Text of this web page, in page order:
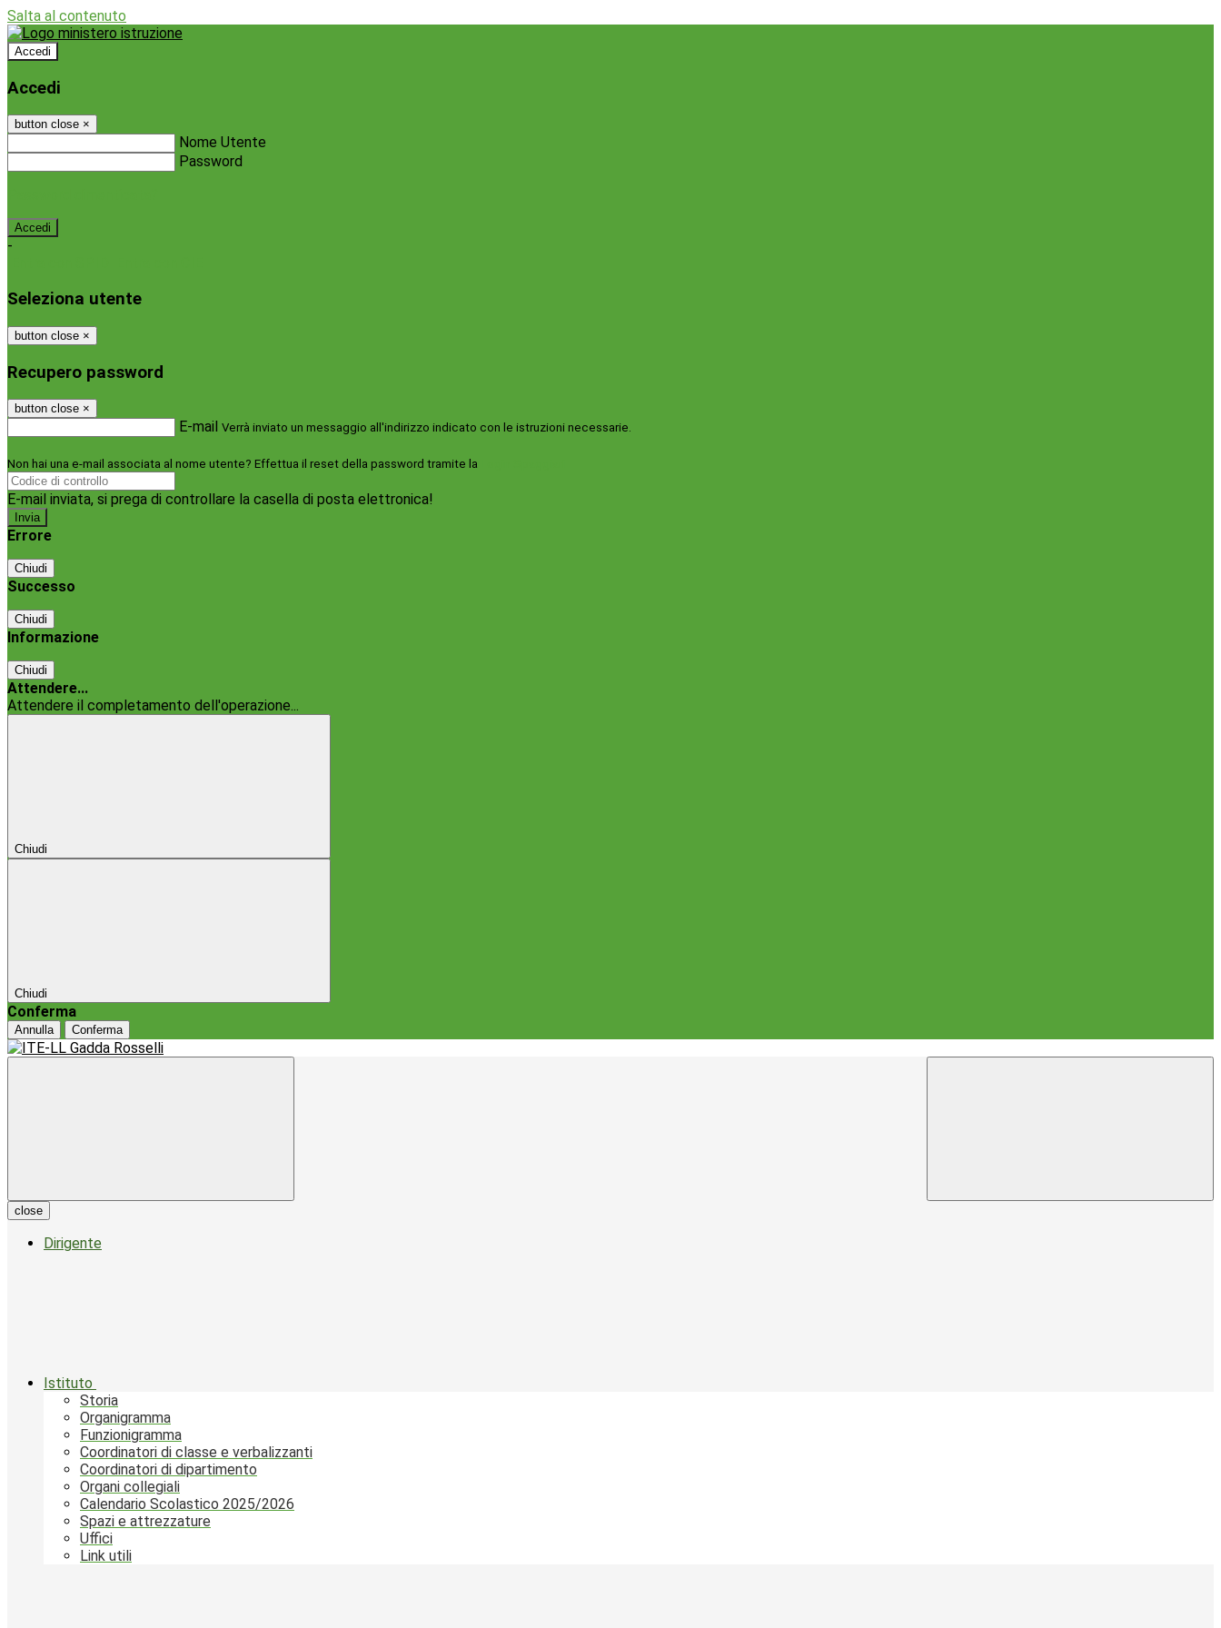
Salta al contenuto
Accedi
Accedi
button close ×
Nome Utente
Password
-
Seleziona utente
button close ×
Recupero password
button close ×
E-mail Verrà inviato un messaggio all'indirizzo indicato con le istruzioni necessarie.
Non hai una e-mail associata al nome utente? Effettua il reset della password tramite la
E-mail inviata, si prega di controllare la casella di posta elettronica!
Errore
Chiudi
Successo
Chiudi
Informazione
Chiudi
Attendere...
Attendere il completamento dell'operazione...
Chiudi
Chiudi
Conferma
Annulla Conferma
close
Dirigente
Istituto
Storia
Organigramma
Funzionigramma
Coordinatori di classe e verbalizzanti
Coordinatori di dipartimento
Organi collegiali
Calendario Scolastico 2025/2026
Spazi e attrezzature
Uffici
Link utili